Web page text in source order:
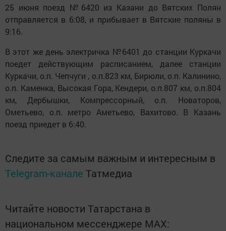
25 июня поезд №6420 из Казани до Вятских Полян
отправляется в 6:08, и прибывает в Вятские поляны в
9:16.
В этот же день электричка №6401 до станции Куркачи
поедет действующим расписанием, далее станции
Куркачи, о.п. Чепчуги , о.п.823 км, Бирюли, о.п. Калинино,
о.п. Каменка, Высокая Гора, Кендери, о.п.807 км, о.п.804
км, Дербышки, Компрессорный, о.п. Новаторов,
Ометьево, о.п. метро Аметьево, Вахитово. В Казань
поезд приедет в 6:40.
Следите за самым важным и интересным в
Telegram-канале Татмедиа
Читайте новости Татарстана в
национальном мессенджере MАХ: